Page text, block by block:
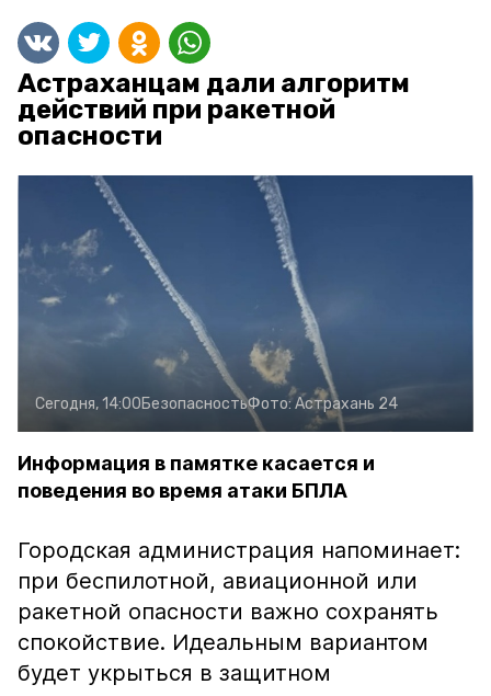
Астраханцам дали алгоритм
действий при ракетной
опасности
Сегодня, 14:00БезопасностьФото:Астрахань 24
Информация в памятке касается и
поведения во время атаки БПЛА
Городская администрация напоминает:
при беспилотной, авиационной или
ракетной опасности важно сохранять
спокойствие. Идеальным вариантом
будет укрыться в защитном